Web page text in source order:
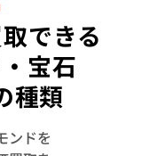
できる
宝石
種類
ンドを